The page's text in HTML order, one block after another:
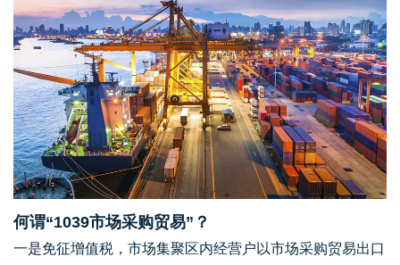
何谓“1039市场采购贸易”？
一是免征增值税，市场集聚区内经营户以市场采购贸易出口